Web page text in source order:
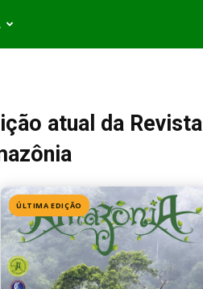
atual da Revista
ÚLTIMA EDIÇÃO